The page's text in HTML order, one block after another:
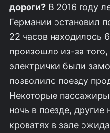
дороги?В 2016 году
Германии остановил
22 часов находилось
произошло из-за того,
электрички были
позволило поезду
Некоторые
ночь в поезде,
кроватях в зале